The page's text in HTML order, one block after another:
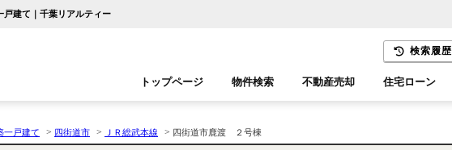
建て｜千葉リアルティー
検索履歴
トップページ 物件検索
千葉エリア
不動産売却 住宅ローン
一戸建て > 四街道市 > ＪＲ総武本線 > 四街道市鹿渡 ２号棟